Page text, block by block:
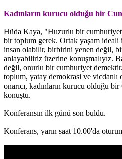
Kadınların kurucu olduğu bir
Hüda Kaya, "Huzurlu bir
bir toplum gerek. Ortak yaşam ideali
insan olabilir, birbirini yenen değil,
anlayabiliriz üzerine konuşmalıyız.
değil, onurlu bir cumhuriyet
toplum, yatay demokrasi ve
onarıcı, kadınların kurucu olduğu
konuştu.
Konferansın ilk günü son buldu.
Konferans, yarın saat 10.00'da